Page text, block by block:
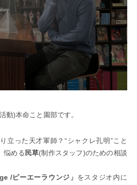
動)本命こと園部です。
立った天才軍師？“シャクレ孔明”こと
悩める 民草(制作スタッフ)のための相談
/ピーエーラウンジ」 をスタジオ内に